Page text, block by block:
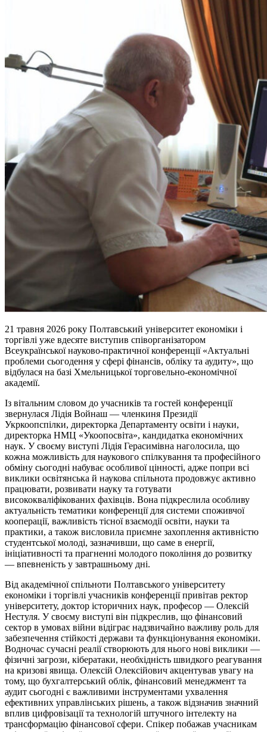
21 травня 2026 року Полтавський університет економіки і
торгівлі уже вдесяте виступив співорганізатором
Всеукраїнської науково-практичної конференції «Актуальні
проблеми сьогодення у сфері фінансів, обліку та аудиту», що
відбулася на базі Хмельницької торговельно-економічної
академії.
Із вітальним словом до учасників та гостей конференції
звернулася Лідія Войнаш — членкиня Президії
Укркоопспілки, директорка Департаменту освіти і науки,
директорка НМЦ «Укоопосвіта», кандидатка економічних
наук. У своєму виступі Лідія Герасимівна наголосила, що
кожна можливість для наукового спілкування та професійного
обміну сьогодні набуває особливої цінності, адже попри всі
виклики освітянська й наукова спільнота продовжує активно
працювати, розвивати науку та готувати
висококваліфікованих фахівців. Вона підкреслила особливу
актуальність тематики конференції для системи споживчої
кооперації, важливість тісної взаємодії освіти, науки та
практики, а також висловила приємне захоплення активністю
студентської молоді, зазначивши, що саме в енергії,
ініціативності та прагненні молодого покоління до розвитку
— впевненість у завтрашньому дні.
Від академічної спільноти Полтавського університету
економіки і торгівлі учасників конференції привітав ректор
університету, доктор історичних наук, професор — Олексій
Нестуля. У своєму виступі він підкреслив, що фінансовий
сектор в умовах війни відіграє надзвичайно важливу роль для
забезпечення стійкості держави та функціонування економіки.
Водночас сучасні реалії створюють для нього нові виклики —
фізичні загрози, кібератаки, необхідність швидкого реагування
на кризові явища. Олексій Олексійович акцентував увагу на
тому, що бухгалтерський облік, фінансовий менеджмент та
аудит сьогодні є важливими інструментами ухвалення
ефективних управлінських рішень, а також відзначив значний
вплив цифровізації та технологій штучного інтелекту на
трансформацію фінансової сфери. Спікер побажав учасникам